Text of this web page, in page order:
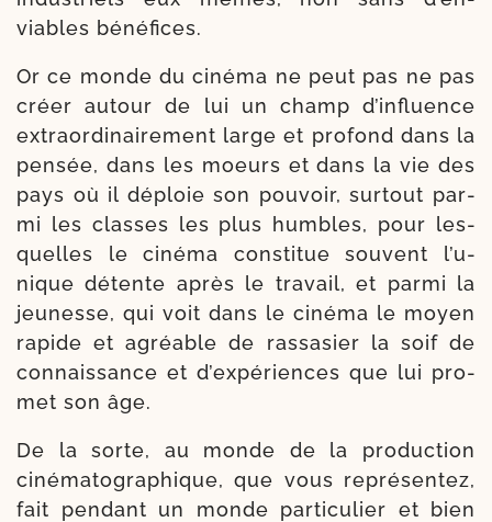
viables bénéfices.
Or ce monde du ciné­ma ne peut pas ne pas
créer autour de lui un champ d’in­fluence
extra­or­di­nai­re­ment large et pro­fond dans la
pen­sée, dans les moeurs et dans la vie des
pays où il déploie son pou­voir, sur­tout par­
mi les classes les plus humbles, pour les­
quelles le ciné­ma consti­tue sou­vent l’u­
nique détente après le tra­vail, et par­mi la
jeu­nesse, qui voit dans le ciné­ma le moyen
rapide et agréable de ras­sa­sier la soif de
connais­sance et d’ex­pé­riences que lui pro­
met son âge.
De la sorte, au monde de la pro­duc­tion
ciné­ma­to­gra­phique, que vous repré­sen­tez,
fait pen­dant un monde par­ti­cu­lier et bien